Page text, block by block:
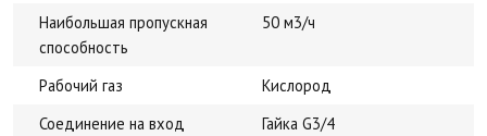
Наибольшая пропускная
способность
50 м3/ч
Рабочий газ
Кислород
Соединение на вход
Гайка G3/4